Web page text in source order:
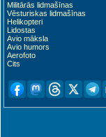
Militārās lidmašīnas
Vēsturiskas lidmašīnas
Helikopteri
Lidostas
Avio māksla
Avio humors
Aerofoto
Cits